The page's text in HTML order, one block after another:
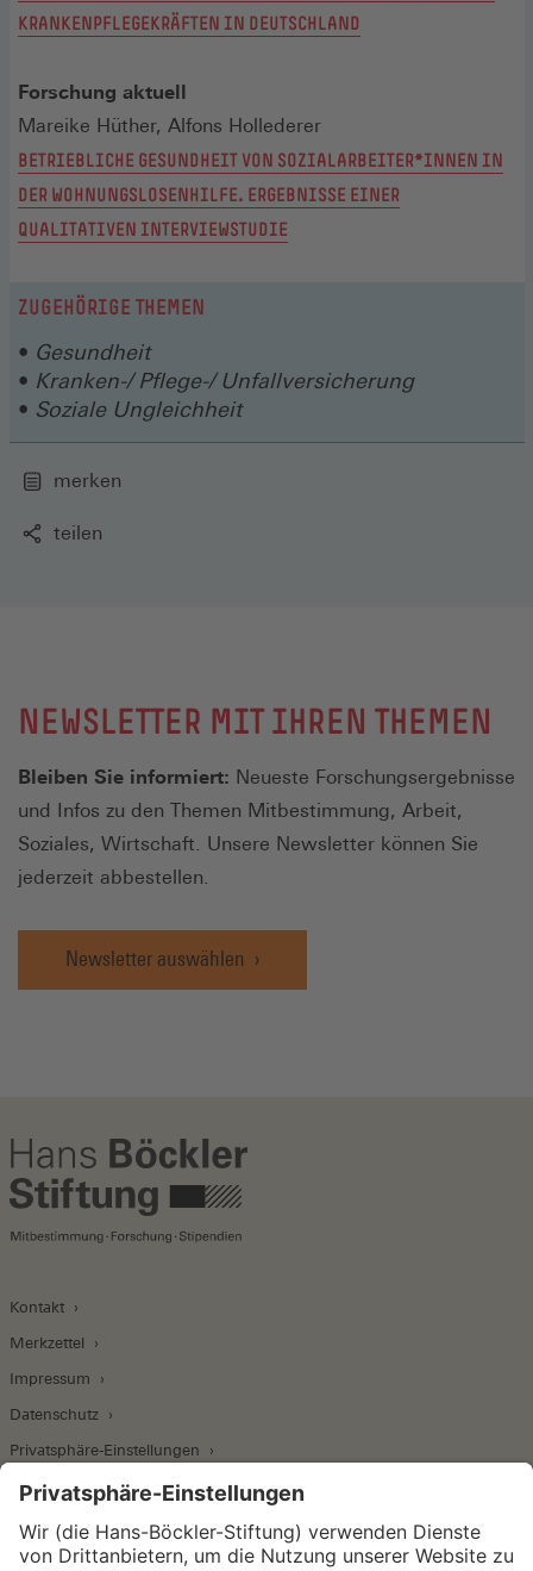
KRANKENPFLEGEKRÄFTEN IN DEUTSCHLAND
Forschung aktuell
Mareike Hüther, Alfons Hollederer
BETRIEBLICHE GESUNDHEIT VON SOZIALARBEITER*INNEN IN
DER WOHNUNGSLOSENHILFE. ERGEBNISSE EINER
QUALITATIVEN INTERVIEWSTUDIE
ZUGEHÖRIGE THEMEN
Gesundheit
Kranken-/ Pflege-/ Unfallversicherung
Soziale Ungleichheit
merken
teilen
NEWSLETTER MIT IHREN THEMEN
Bleiben Sie informiert: Neueste Forschungsergebnisse
und Infos zu den Themen Mitbestimmung, Arbeit,
Soziales, Wirtschaft. Unsere Newsletter können Sie
jederzeit abbestellen.
Newsletter auswählen
Kontakt
Merkzettel
Impressum
Datenschutz
Privatsphäre-Einstellungen
Wirtschafts- und Sozialwissenschaftliches Institut